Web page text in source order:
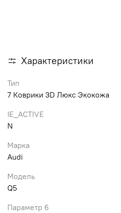
Характеристики
Тип
7 Коврики 3D Люкс Экокожа
IE_ACTIVE
N
Марка
Audi
Модель
Q5
Параметр 6